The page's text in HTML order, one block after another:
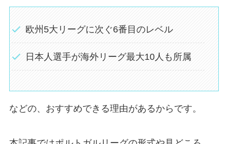
欧州5大リーグに次ぐ6番目のレベル
日本人選手が海外リーグ最大10人も所属
などの、おすすめできる理由があるからです。